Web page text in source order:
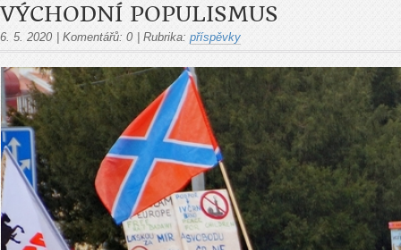
VÝCHODNÍ POPULISMUS
6. 5. 2020 Komentářů: 0 Rubrika: příspěvky